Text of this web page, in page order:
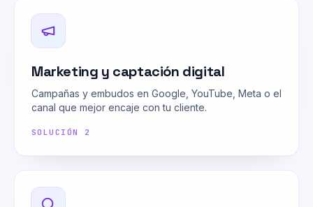
Marketing y captación digital
Campañas y embudos en Google, YouTube, Meta o el
canal que mejor encaje con tu cliente.
SOLUCIÓN 2